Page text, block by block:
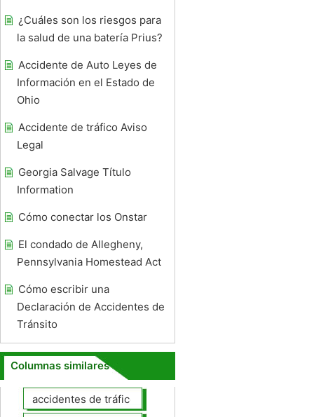
¿Cuáles son los riesgos para
la salud de una batería Prius?
Accidente de Auto Leyes de
Información en el Estado de
Ohio
Accidente de tráfico Aviso
Legal
Georgia Salvage Título
Information
Cómo conectar los Onstar
El condado de Allegheny,
Pennsylvania Homestead Act
Cómo escribir una
Declaración de Accidentes de
Tránsito
Columnas similares
accidentes de tráfico